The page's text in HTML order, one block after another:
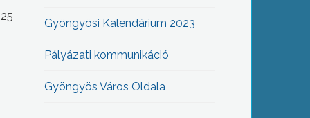
Gyöngyösi Kalendárium 2023
Pályázati kommunikáció
Gyöngyös Város Oldala